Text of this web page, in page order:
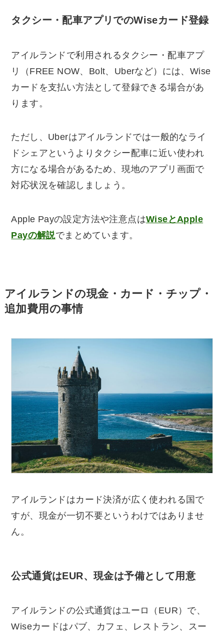
タクシー・配車アプリでのWiseカード登録
アイルランドで利用されるタクシー・配車アプ
リ（FREE NOW、Bolt、Uberなど）には、Wise
カードを支払い方法として登録できる場合があ
ります。
ただし、Uberはアイルランドでは一般的なライ
ドシェアというよりタクシー配車に近い使われ
方になる場合があるため、現地のアプリ画面で
対応状況を確認しましょう。
Apple Payの設定方法や注意点はWiseとApple
Payの解説でまとめています。
アイルランドの現金・カード・チップ・
追加費用の事情
アイルランドはカード決済が広く使われる国で
すが、現金が一切不要というわけではありませ
ん。
公式通貨はEUR、現金は予備として用意
アイルランドの公式通貨はユーロ（EUR）で、
Wiseカードはパブ、カフェ、レストラン、スー